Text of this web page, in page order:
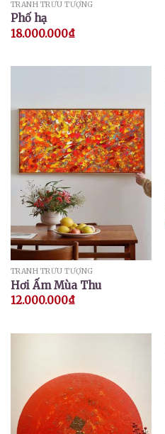
TRANH TRỪU TƯỢNG
Phố hạ
18.000.000₫
TRANH TRỪU TƯỢNG
Hơi Ấm Mùa Thu
12.000.000₫